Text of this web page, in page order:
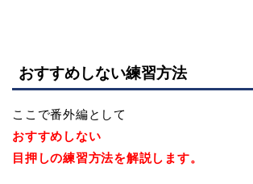
おすすめしない練習方法
ここで番外編として
おすすめしない
目押しの練習方法を解説します。